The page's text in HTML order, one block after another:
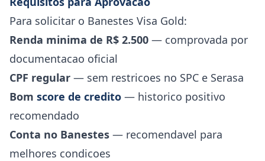
Para solicitar o Banestes Visa Gold:
Renda minima de R$ 2.500 — comprovada por
documentacao oficial
CPF regular — sem restricoes no SPC e Serasa
Bom score de credito — historico positivo
recomendado
Conta no Banestes — recomendavel para
melhores condicoes